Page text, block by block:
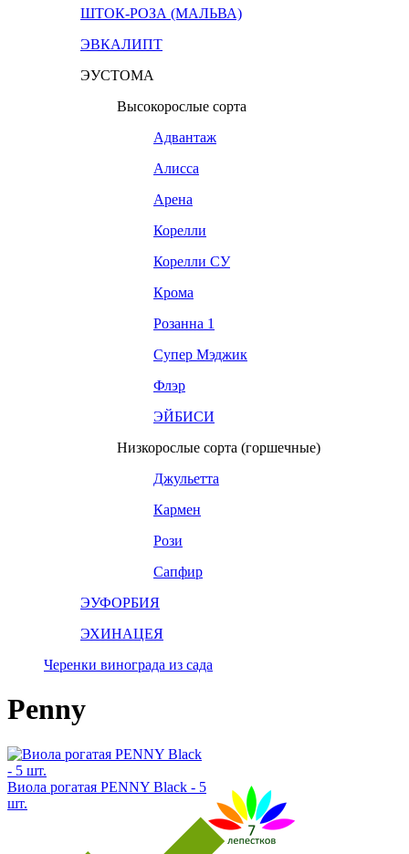
ШТОК-РОЗА (МАЛЬВА)
ЭВКАЛИПТ
ЭУСТОМА
Высокорослые сорта
Адвантаж
Алисса
Арена
Корелли
Корелли СУ
Крома
Розанна 1
Супер Мэджик
Флэр
ЭЙБИСИ
Низкорослые сорта (горшечные)
Джульетта
Кармен
Рози
Сапфир
ЭУФОРБИЯ
ЭХИНАЦЕЯ
Черенки винограда из сада
Penny
Виола рогатая PENNY Black - 5
шт.